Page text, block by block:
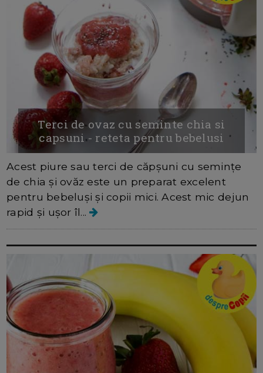
Terci de ovaz cu seminte chia si
capsuni - reteta pentru bebelusi
Acest piure sau terci de căpșuni cu semințe
de chia și ovăz este un preparat excelent
pentru bebeluși și copii mici. Acest mic dejun
rapid și ușor îl...